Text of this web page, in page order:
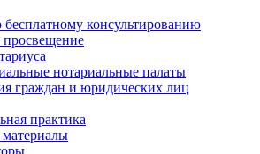
консультированию
просвещение
нотариальные палаты
граждан и юридических лиц
практика